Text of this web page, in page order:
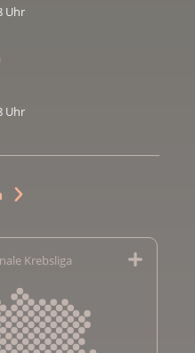
Uhr
Uhr
Krebsliga